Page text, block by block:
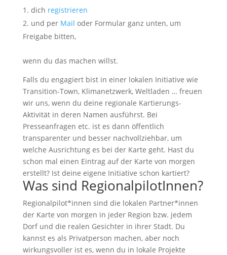
dich registrieren
und per Mail oder Formular ganz unten, um
Freigabe bitten,
wenn du das machen willst.
Falls du engagiert bist in einer lokalen Initiative wie
Transition-Town, Klimanetzwerk, Weltladen … freuen
wir uns, wenn du deine regionale Kartierungs-
Aktivität in deren Namen ausführst. Bei
Presseanfragen etc. ist es dann öffentlich
transparenter und besser nachvollziehbar, um
welche Ausrichtung es bei der Karte geht. Hast du
schon mal einen Eintrag auf der Karte von morgen
erstellt? Ist deine eigene Initiative schon kartiert?
Was sind RegionalpilotInnen?
Regionalpilot*innen sind die lokalen Partner*innen
der Karte von morgen in jeder Region bzw. jedem
Dorf und die realen Gesichter in ihrer Stadt. Du
kannst es als Privatperson machen, aber noch
wirkungsvoller ist es, wenn du in lokale Projekte